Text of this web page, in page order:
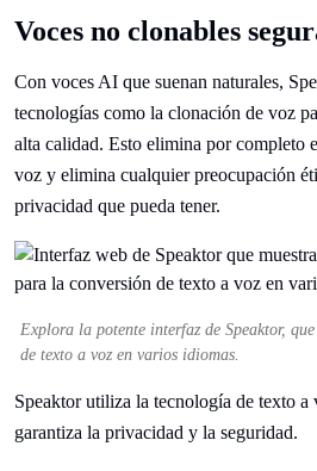
Voces no clonables
Con voces AI que suenan naturales,
tecnologías como la clonación de voz
alta calidad. Esto elimina por completo
voz y elimina cualquier preocupación
privacidad que pueda tener.
Explora la potente interfaz de Speaktor,
de texto a voz en varios idiomas.
Speaktor utiliza la tecnología de texto a
garantiza la privacidad y la seguridad.